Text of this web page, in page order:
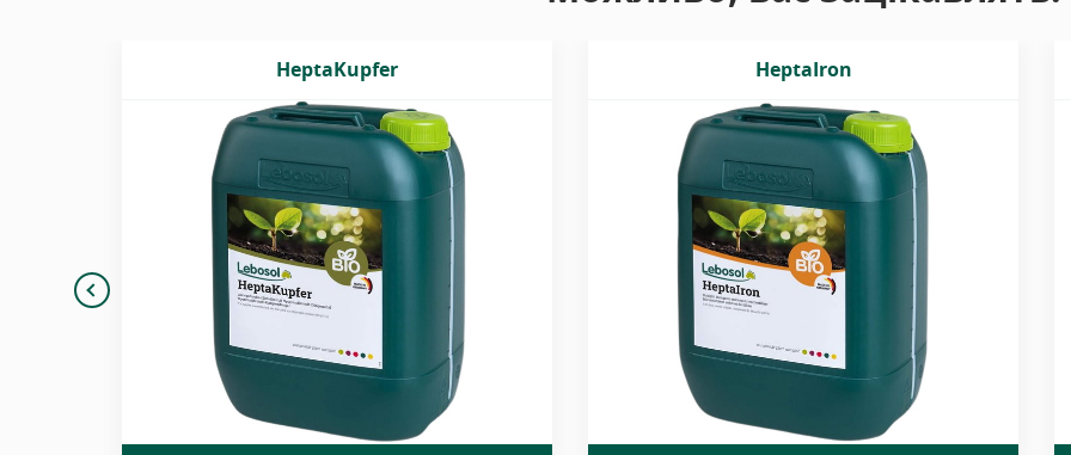
HeptaKupfer
Містить мідь у вигляді комплексу
гептаглюконової кислоти, яке швидко та
ефективно засвоюється листям рослин.
HeptaIron
Високоякісне позакореневе добриво,
розроблене для цільового
забезпечення рослин залізом.